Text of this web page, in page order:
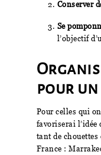
Conserver
Se
l’objectif
pour un
Pour celles qui
favoriserai l’idée
tant de
France :